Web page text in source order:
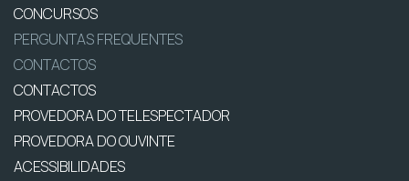
CONCURSOS
PERGUNTAS FREQUENTES
CONTACTOS
CONTACTOS
PROVEDORA DO TELESPECTADOR
PROVEDORA DO OUVINTE
ACESSIBILIDADES